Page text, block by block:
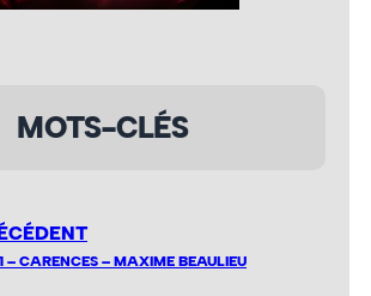
MOTS-CLÉS
CARENCES – MAXIME BEAULIEU